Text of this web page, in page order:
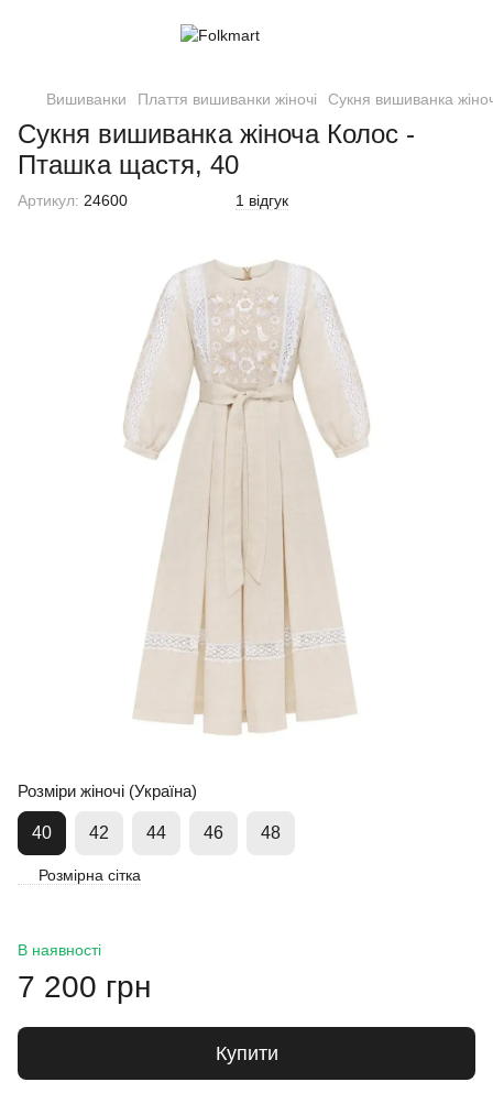
Вишиванки Плаття вишиванки жіночі Сукня вишиванка
Сукня вишиванка жіноча Колос -
Пташка щастя, 40
Артикул: 24600 1 відгук
Розміри жіночі (Україна)
40 42 44 46 48
Розмірна сітка
В наявності
7 200 грн
Купити